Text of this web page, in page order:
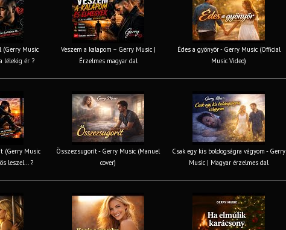
(Gerry Music
lélekig ér ?
Veszem a kalapom – Gerry Music |
Érzelmes magyar dal
Édes a gyönyör - Gerry Music (Official
Music Video)
(Gerry Music
leszel... ?
Összezsugorít - Gerry Music (Manuel
cover)
Csak egy kis boldogságra vágyom - Gerry
Music | Magyar érzelmes dal